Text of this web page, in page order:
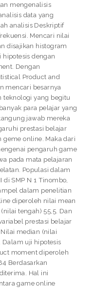
mengenalisis
data yang
analisis Deskriptif
Mencari nilai
disajikan histogram
dengan
Dengan
Product and
mencari besarnya
teknologi yang begitu
para pelajar yang
jawab mereka
prestasi belajar
geme online. Maka dari
pengaruh game
pada mata pelajaran
Populasi dalam
SMP N 1 Tinombo,
dalam penelitian
diperoleh nilai mean
tengah) 55,5. Dan
prestasi belajar
median (nilai
Dalam uji hipotesis
moment diperoleh
Berdasarkan
Hal ini
game online